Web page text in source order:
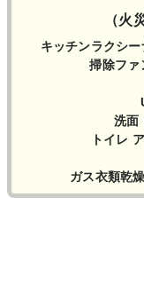
（火
キッチンラクシ
掃除ファ
洗面
トイレ
ガス衣類乾